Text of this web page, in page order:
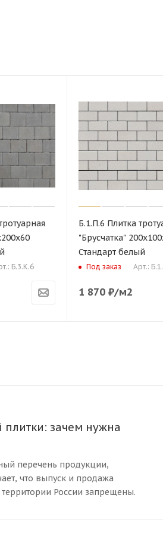
Б.3.К.6
Б.1.П.6 Плитка
"Брусчатка"
Стандарт белый
Под заказ Арт.:
1 870₽/м2
плитки: зачем нужна
перечень продукции,
что выпуск и продажа
территории России запрещены.